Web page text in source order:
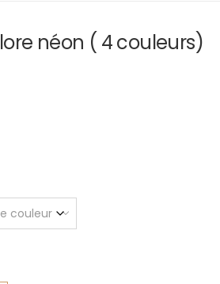
néon ( 4 couleurs)